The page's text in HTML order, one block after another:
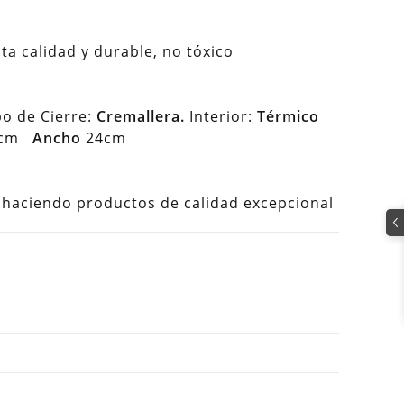
calidad y durable, no tóxico
de Cierre: Cremallera. Interior: Térmico
Ancho 24cm
productos de calidad excepcional